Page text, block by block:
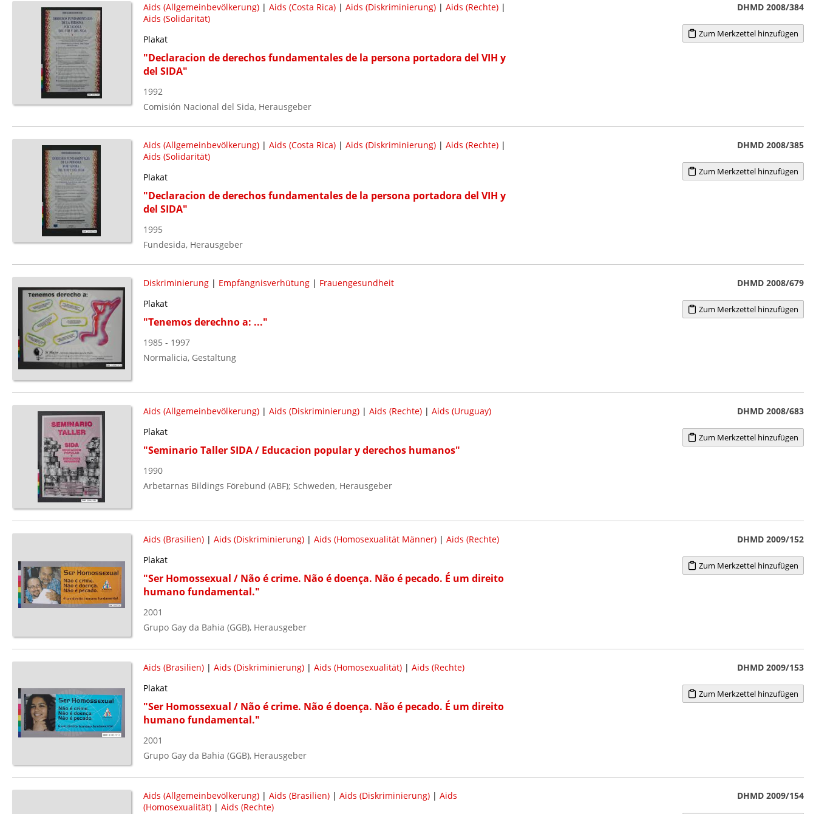
Aids (Allgemeinbevölkerung)| Aids (Costa Rica)| Aids (Diskriminierung)| Aids (Rechte)|
Aids (Solidarität)
Plakat
"Declaracion de derechos fundamentales de la persona portadora del VIH y
del SIDA"
1992
Comisión Nacional del Sida, Herausgeber
DHMD 2008/384
Zum Merkzettel hinzufügen
Aids (Allgemeinbevölkerung)| Aids (Costa Rica)| Aids (Diskriminierung)| Aids (Rechte)|
Aids (Solidarität)
Plakat
"Declaracion de derechos fundamentales de la persona portadora del VIH y
del SIDA"
1995
Fundesida, Herausgeber
DHMD 2008/385
Zum Merkzettel hinzufügen
Diskriminierung| Empfängnisverhütung| Frauengesundheit
Plakat
"Tenemos derechno a: ..."
1985 - 1997
Normalicia, Gestaltung
DHMD 2008/679
Zum Merkzettel hinzufügen
Aids (Allgemeinbevölkerung)| Aids (Diskriminierung)| Aids (Rechte)| Aids (Uruguay)
Plakat
"Seminario Taller SIDA / Educacion popular y derechos humanos"
1990
Arbetarnas Bildings Förebund (ABF); Schweden, Herausgeber
DHMD 2008/683
Zum Merkzettel hinzufügen
Aids (Brasilien)| Aids (Diskriminierung)| Aids (Homosexualität Männer)| Aids (Rechte)
Plakat
"Ser Homossexual / Não é crime. Não é doença. Não é pecado. É um direito
humano fundamental."
2001
Grupo Gay da Bahia (GGB), Herausgeber
DHMD 2009/152
Zum Merkzettel hinzufügen
Aids (Brasilien)| Aids (Diskriminierung)| Aids (Homosexualität)| Aids (Rechte)
Plakat
"Ser Homossexual / Não é crime. Não é doença. Não é pecado. É um direito
humano fundamental."
2001
Grupo Gay da Bahia (GGB), Herausgeber
DHMD 2009/153
Zum Merkzettel hinzufügen
Aids (Allgemeinbevölkerung)| Aids (Brasilien)| Aids (Diskriminierung)| Aids
(Homosexualität)| Aids (Rechte)
DHMD 2009/154